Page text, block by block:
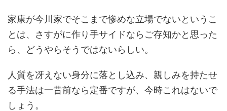
家康が今川家でそこまで惨めな立場でないというこ
とは、さすがに作り手サイドならご存知かと思った
ら、どうやらそうではないらしい。
人質を冴えない身分に落とし込み、親しみを持たせ
る手法は一昔前なら定番ですが、今時これはないで
しょう。